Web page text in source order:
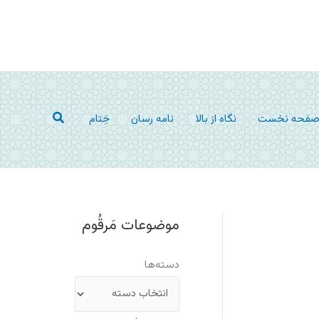
نخست نگاه از بالا نامه رسان خِتام جستجو
موضوعات مَرقُوم
دسته‌ها